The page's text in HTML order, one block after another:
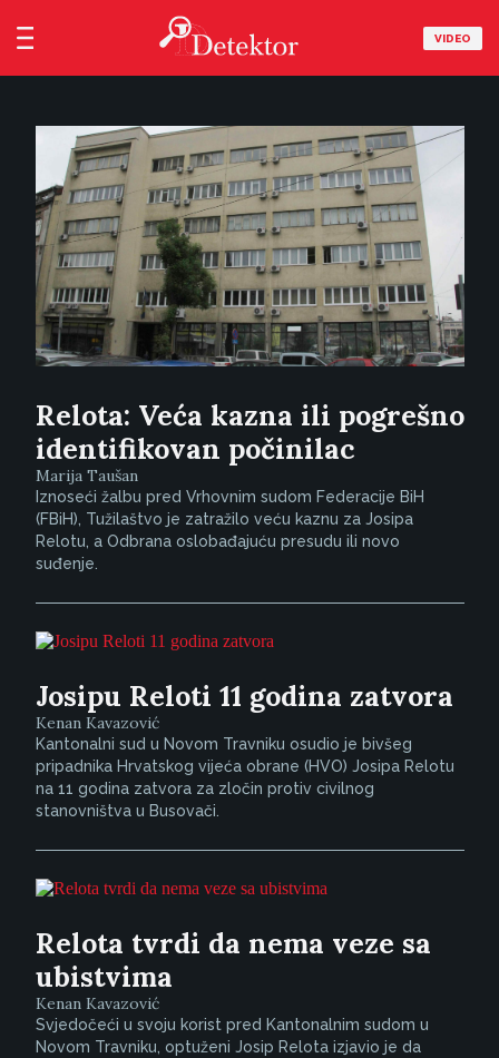
VIDEO
Relota: Veća kazna ili pogrešno
identifikovan počinilac
Marija Taušan
Iznoseći žalbu pred Vrhovnim sudom Federacije BiH
(FBiH), Tužilaštvo je zatražilo veću kaznu za Josipa
Relotu, a Odbrana oslobađajuću presudu ili novo
suđenje.
Josipu Reloti 11 godina zatvora
Kenan Kavazović
Kantonalni sud u Novom Travniku osudio je bivšeg
pripadnika Hrvatskog vijeća obrane (HVO) Josipa Relotu
na 11 godina zatvora za zločin protiv civilnog
stanovništva u Busovači.
Relota tvrdi da nema veze sa
ubistvima
Kenan Kavazović
Svjedočeći u svoju korist pred Kantonalnim sudom u
Novom Travniku, optuženi Josip Relota izjavio je da